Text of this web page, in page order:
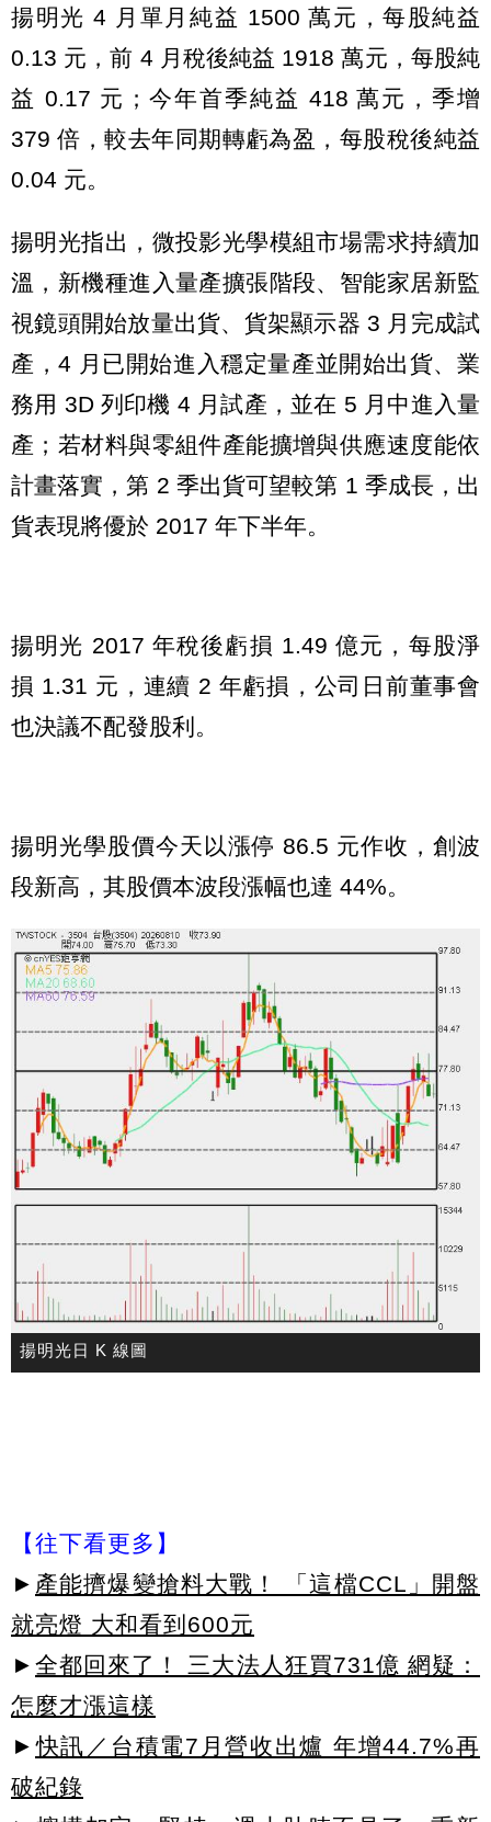
揚明光 4 月單月純益 1500 萬元，每股純益
0.13 元，前 4 月稅後純益 1918 萬元，每股純
益 0.17 元；今年首季純益 418 萬元，季增
379 倍，較去年同期轉虧為盈，每股稅後純益
0.04 元。
揚明光指出，微投影光學模組市場需求持續加
溫，新機種進入量產擴張階段、智能家居新監
視鏡頭開始放量出貨、貨架顯示器 3 月完成試
產，4 月已開始進入穩定量產並開始出貨、業
務用 3D 列印機 4 月試產，並在 5 月中進入量
產；若材料與零組件產能擴增與供應速度能依
計畫落實，第 2 季出貨可望較第 1 季成長，出
貨表現將優於 2017 年下半年。
揚明光 2017 年稅後虧損 1.49 億元，每股淨
損 1.31 元，連續 2 年虧損，公司日前董事會
也決議不配發股利。
揚明光學股價今天以漲停 86.5 元作收，創波
段新高，其股價本波段漲幅也達 44%。
揚明光日 K 線圖
【往下看更多】
► 產能擠爆變搶料大戰！ 「這檔CCL」開盤
就亮燈 大和看到600元
► 全都回來了！ 三大法人狂買731億 網疑：
怎麼才漲這樣
► 快訊／台積電7月營收出爐 年增44.7%再
破紀錄